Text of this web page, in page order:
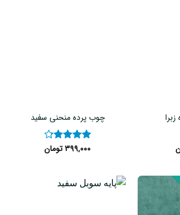
چوب پرده منحنی سفید
نمره۴.۲۳۹۹,۰۰۰تومان